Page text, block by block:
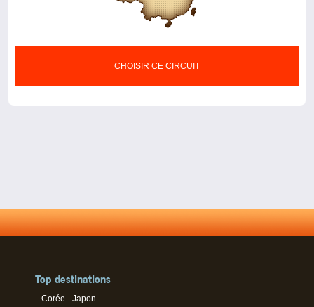
CHOISIR CE CIRCUIT
Top destinations
Corée - Japon